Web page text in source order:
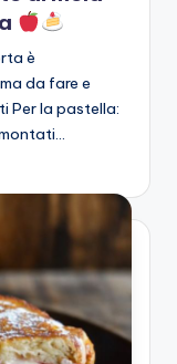
è
da fare e
Per la pastella: